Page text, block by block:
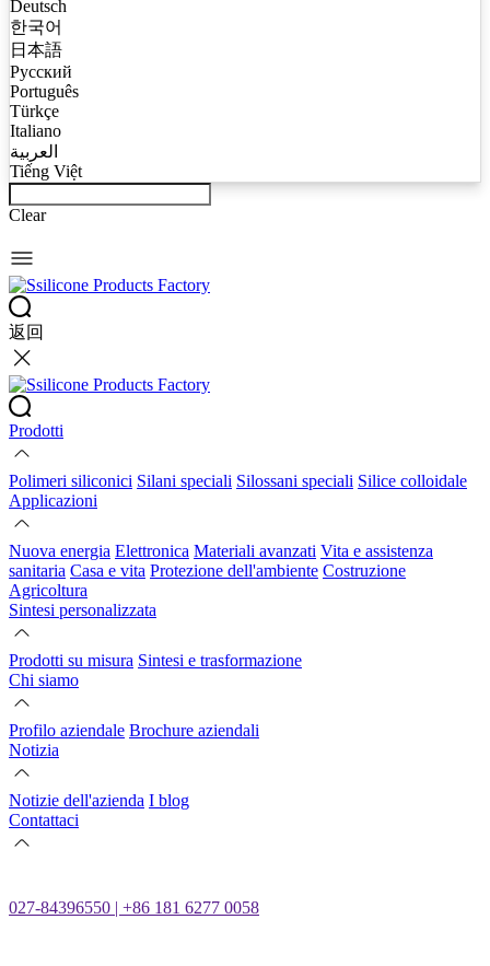
Deutsch
한국어
日本語
Русский
Português
Türkçe
Italiano
العربية
Tiếng Việt
Clear
返回
Prodotti
Polimeri siliconici Silani speciali Silossani speciali Silice colloidale
Applicazioni
Nuova energia Elettronica Materiali avanzati Vita e assistenza
sanitaria Casa e vita Protezione dell'ambiente Costruzione
Agricoltura
Sintesi personalizzata
Prodotti su misura Sintesi e trasformazione
Chi siamo
Profilo aziendale Brochure aziendali
Notizia
Notizie dell'azienda I blog
Contattaci
027-84396550 | +86 181 6277 0058